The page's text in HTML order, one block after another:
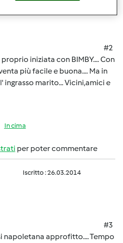
#2
iniziata con BIMBY.... Con
più facile e buona.... Ma in
ingrasso marito... Vicini,amici e
In cima
per poter commentare
Iscritto : 26.03.2014
#3
napoletana approfitto.... Tempo